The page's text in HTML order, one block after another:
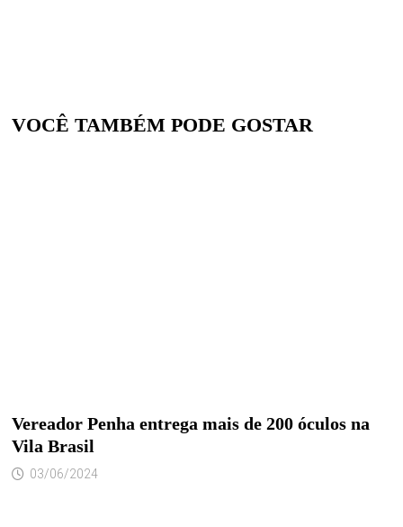
VOCÊ TAMBÉM PODE GOSTAR
Vereador Penha entrega mais de 200 óculos na
Vila Brasil
03/06/2024